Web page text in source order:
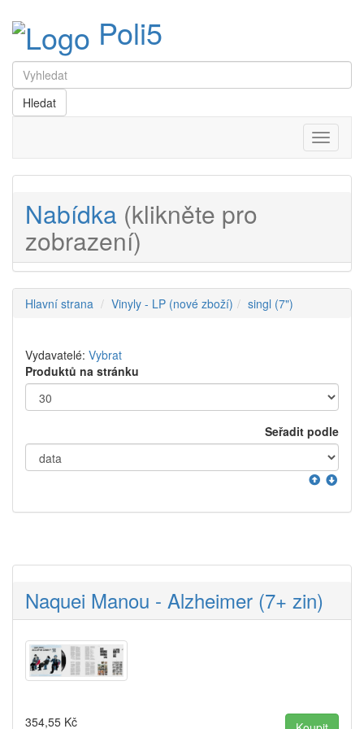
Poli5
Menu
Nabídka (klikněte pro
zobrazení)
Hlavní strana Vinyly - LP (nové zboží) singl (7")
Vydavatelé: Vybrat
Produktů na stránku
Seřadit podle
Naquei Manou - Alzheimer (7+ zin)
354,55 Kč